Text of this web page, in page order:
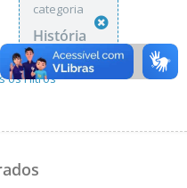
categoria
História
os Filtros